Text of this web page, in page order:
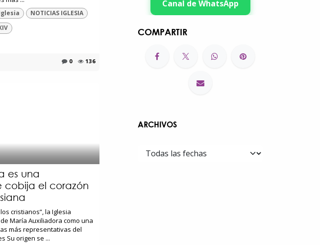
NOTICIAS IGLESIA
0 136
es una
el corazón
cristianos”, la Iglesia
María Auxiliadora como una
más representativas del
Su origen se ...
Canal de WhatsApp
COMPARTIR
ARCHIVOS